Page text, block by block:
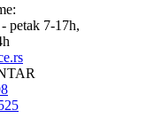
petak 7-17h,